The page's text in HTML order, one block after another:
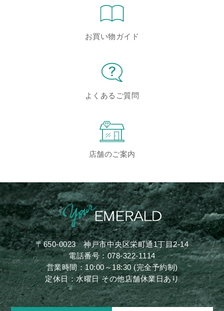
お買い物ガイド
よくあるご質問
店舗のご案内
〒650-0023神戸市中央区栄町通1丁目2-14
電話番号：078-322-1114
営業時間：10:00～18:30 (完全予約制)
定休日：水曜日 その他店舗休業日あり